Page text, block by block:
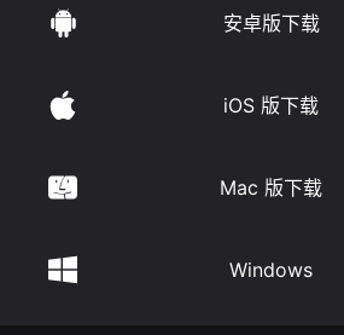
安卓版下载
iOS 版下载
Mac 版下载
Windows